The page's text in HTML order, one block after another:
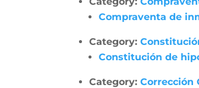
Compraventa de
Category:
Constitución de
Category:Corrección